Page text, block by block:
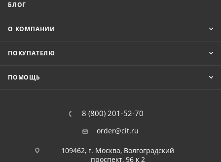
БЛОГ
О КОМПАНИИ
ПОКУПАТЕЛЮ
ПОМОЩЬ
8 (800) 201-52-70
order@cit.ru
109462, г. Москва, Волгоградский
проспект, 96 к 2